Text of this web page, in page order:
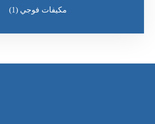
مكيفات فوجي (1)